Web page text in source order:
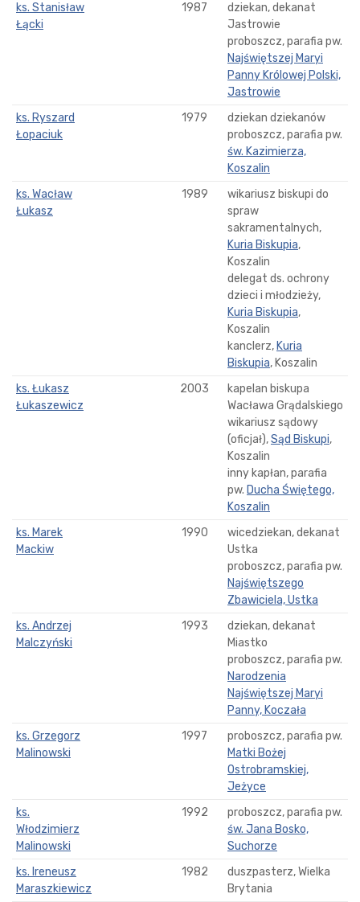
ks. Stanisław
Łącki
1987
dziekan, dekanat
Jastrowie
proboszcz, parafia pw.
Najświętszej Maryi
Panny Królowej Polski,
Jastrowie
ks. Ryszard
Łopaciuk
1979
dziekan dziekanów
proboszcz, parafia pw.
św. Kazimierza,
Koszalin
ks. Wacław
Łukasz
1989
wikariusz biskupi do
spraw
sakramentalnych,
Kuria Biskupia,
Koszalin
delegat ds. ochrony
dzieci i młodzieży,
Kuria Biskupia,
Koszalin
kanclerz, Kuria
Biskupia, Koszalin
ks. Łukasz
Łukaszewicz
2003
kapelan biskupa
Wacława Grądalskiego
wikariusz sądowy
(oficjał),Sąd Biskupi,
Koszalin
inny kapłan, parafia
pw. Ducha Świętego,
Koszalin
ks. Marek
Mackiw
1990
wicedziekan, dekanat
Ustka
proboszcz, parafia pw.
Najświętszego
Zbawiciela, Ustka
ks. Andrzej
Malczyński
1993
dziekan, dekanat
Miastko
proboszcz, parafia pw.
Narodzenia
Najświętszej Maryi
Panny, Koczała
ks. Grzegorz
Malinowski
1997
proboszcz, parafia pw.
Matki Bożej
Ostrobramskiej,
Jeżyce
ks.
Włodzimierz
Malinowski
1992
proboszcz, parafia pw.
św. Jana Bosko,
Suchorze
ks. Ireneusz
Maraszkiewicz
1982
duszpasterz, Wielka
Brytania